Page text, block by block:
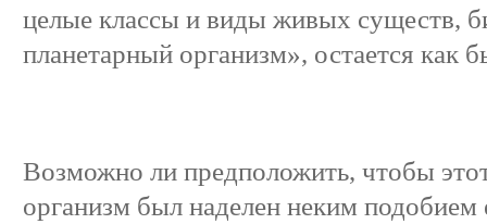
целые классы и виды живых существ,
планетарный организм», остается как
Возможно ли предположить, чтобы
организм был наделен неким подобием